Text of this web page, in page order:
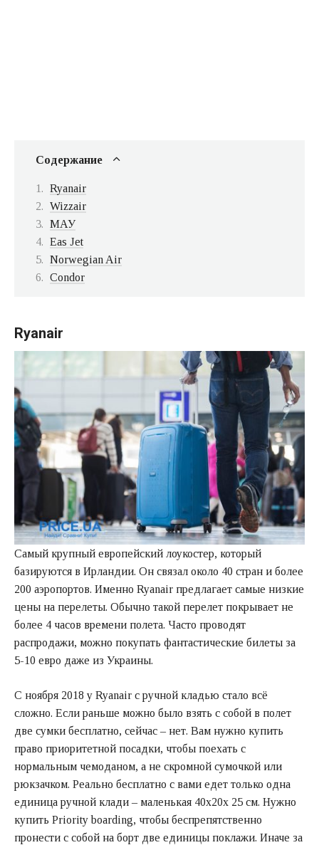
Содержание
Ryanair
Wizzair
МАУ
Eas Jet
Norwegian Air
Сondor
Ryanair
Самый крупный европейский лоукостер, который
базируются в Ирландии. Он связал около 40 стран и более
200 аэропортов. Именно Ryanair предлагает самые низкие
цены на перелеты. Обычно такой перелет покрывает не
более 4 часов времени полета. Часто проводят
распродажи, можно покупать фантастические билеты за
5-10 евро даже из Украины.
С ноября 2018 у Ryanair с ручной кладью стало всё
сложно. Если раньше можно было взять с собой в полет
две сумки бесплатно, сейчас – нет. Вам нужно купить
право приоритетной посадки, чтобы поехать с
нормальным чемоданом, а не скромной сумочкой или
рюкзачком. Реально бесплатно с вами едет только одна
единица ручной клади – маленькая 40х20х 25 см. Нужно
купить Priority boarding, чтобы беспрепятственно
пронести с собой на борт две единицы поклажи. Иначе за